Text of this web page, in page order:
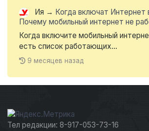
Ия → Когда включат Интернет
Почему мобильный интернет не
Когда включите мобильный
есть список работающих...
9 месяцев назад
Тел редакции: 8-917-053-73-16